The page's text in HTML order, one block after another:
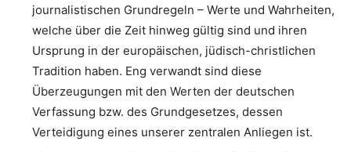
journalistischen Grundregeln – Werte und Wahrheiten,
welche über die Zeit hinweg gültig sind und ihren
Ursprung in der europäischen, jüdisch-christlichen
Tradition haben. Eng verwandt sind diese
Überzeugungen mit den Werten der deutschen
Verfassung bzw. des Grundgesetzes, dessen
Verteidigung eines unserer zentralen Anliegen ist.